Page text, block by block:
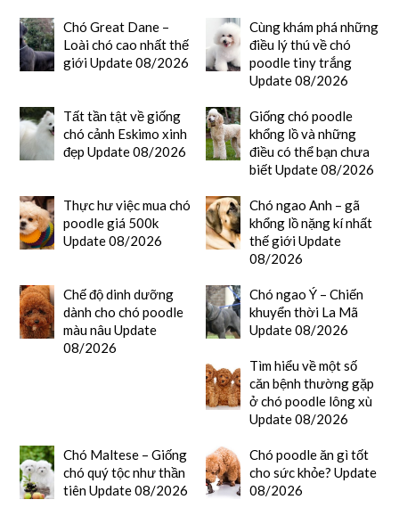
Chó Great Dane –
Loài chó cao nhất thế
giới Update 08/2026
Cùng khám phá những
điều lý thú về chó
poodle tiny trắng
Update 08/2026
Tất tần tật về giống
chó cảnh Eskimo xinh
đẹp Update 08/2026
Giống chó poodle
khổng lồ và những
điều có thể bạn chưa
biết Update 08/2026
Thực hư việc mua chó
poodle giá 500k
Update 08/2026
Chó ngao Anh – gã
khổng lồ nặng kí nhất
thế giới Update
08/2026
Chế độ dinh dưỡng
dành cho chó poodle
màu nâu Update
08/2026
Chó ngao Ý – Chiến
khuyển thời La Mã
Update 08/2026
Tìm hiểu về một số
căn bệnh thường gặp
ở chó poodle lông xù
Update 08/2026
Chó Maltese – Giống
chó quý tộc như thần
tiên Update 08/2026
Chó poodle ăn gì tốt
cho sức khỏe? Update
08/2026